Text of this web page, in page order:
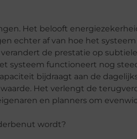
Het belooft
echter af van hoe het
de prestatie op
systeem functioneert nog
bijdraagt aan de
Het verlengt de
en planners om